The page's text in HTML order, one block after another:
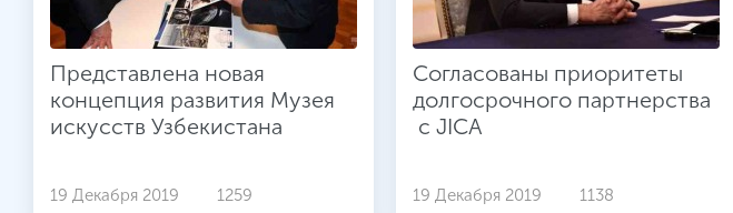
Представлена новая
концепция развития Музея
искусств Узбекистана
19 Декабря 2019 1259
Согласованы приоритеты
долгосрочного партнерства
с JICA
19 Декабря 2019 1138